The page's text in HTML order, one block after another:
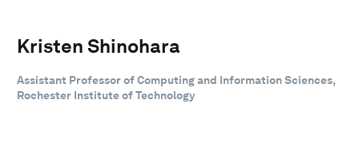
Kristen Shinohara
Assistant Professor of Computing and Information Sciences,
Rochester Institute of Technology